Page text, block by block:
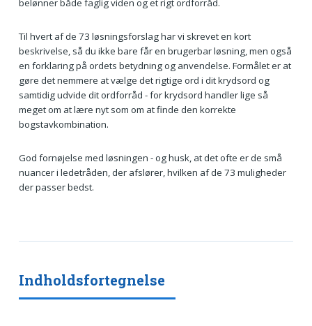
belønner både faglig viden og et rigt ordforråd.
Til hvert af de 73 løsningsforslag har vi skrevet en kort
beskrivelse, så du ikke bare får en brugerbar løsning, men også
en forklaring på ordets betydning og anvendelse. Formålet er at
gøre det nemmere at vælge det rigtige ord i dit krydsord og
samtidig udvide dit ordforråd - for krydsord handler lige så
meget om at lære nyt som om at finde den korrekte
bogstavkombination.
God fornøjelse med løsningen - og husk, at det ofte er de små
nuancer i ledetråden, der afslører, hvilken af de 73 muligheder
der passer bedst.
Indholdsfortegnelse